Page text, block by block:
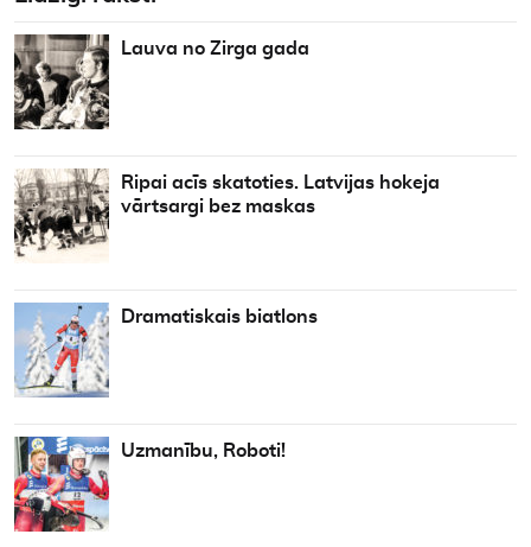
Lauva no Zirga gada
Ripai acīs skatoties. Latvijas hokeja
vārtsargi bez maskas
Dramatiskais biatlons
Uzmanību, Roboti!